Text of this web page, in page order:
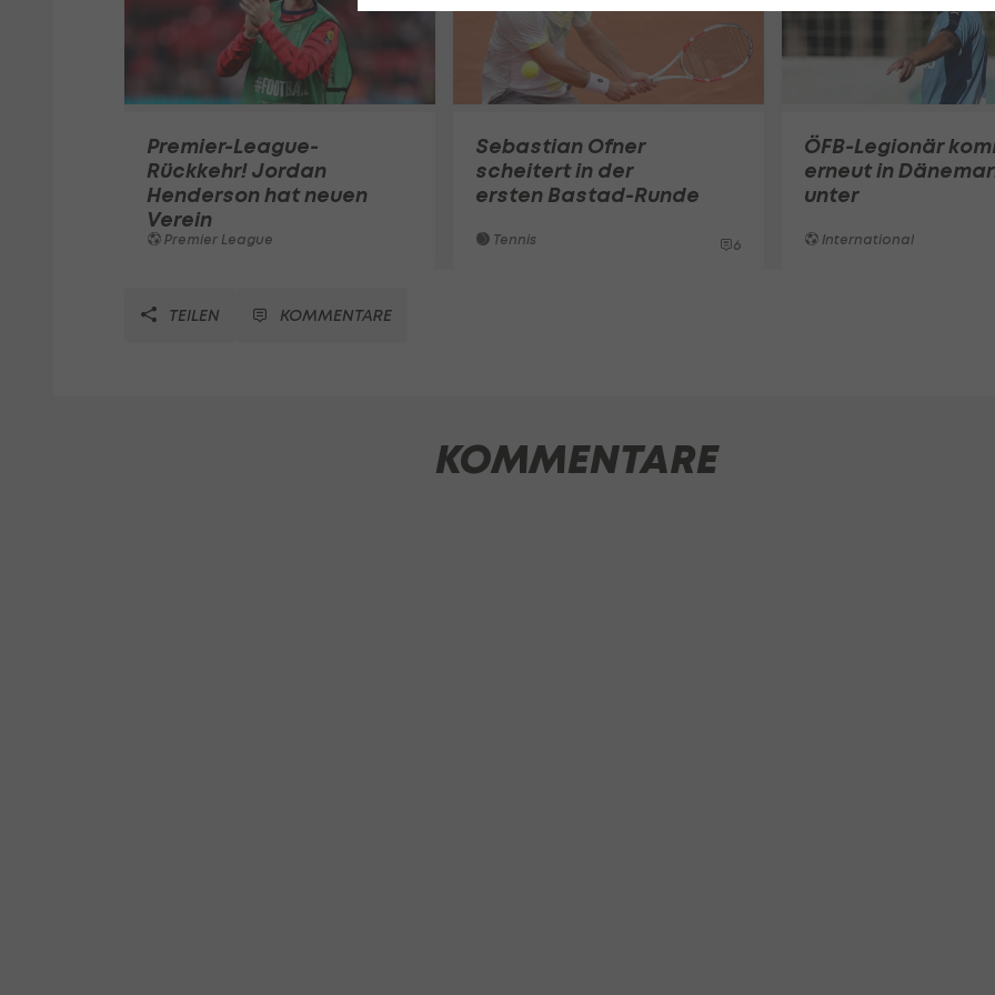
Premier-League-
Rückkehr! Jordan
Henderson hat neuen
Verein
Premier League
Sebastian Ofner
scheitert in der
ersten Bastad-Runde
Tennis 6
ÖFB-Legionär
erneut in
unter
International
TEILEN KOMMENTARE
KOMMENTARE